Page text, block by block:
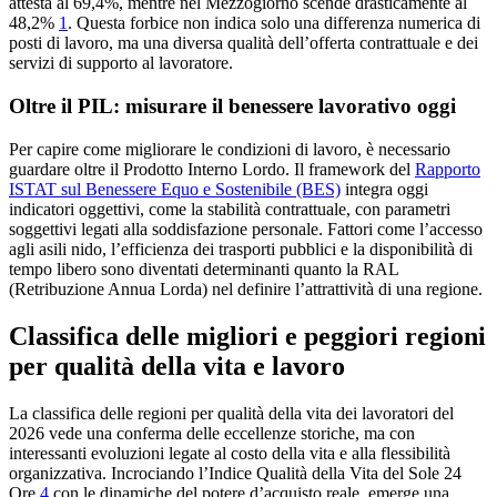
48,2% 1. Questa forbice non indica solo una differenza numerica di
posti di lavoro, ma una diversa qualità dell’offerta contrattuale e dei
servizi di supporto al lavoratore.
Oltre il PIL: misurare il benessere lavorativo oggi
Per capire come migliorare le condizioni di lavoro, è necessario
guardare oltre il Prodotto Interno Lordo. Il framework del Rapporto
ISTAT sul Benessere Equo e Sostenibile (BES) integra oggi
indicatori oggettivi, come la stabilità contrattuale, con parametri
soggettivi legati alla soddisfazione personale. Fattori come l’accesso
agli asili nido, l’efficienza dei trasporti pubblici e la disponibilità di
tempo libero sono diventati determinanti quanto la RAL
(Retribuzione Annua Lorda) nel definire l’attrattività di una regione.
Classifica delle migliori e peggiori regioni
per qualità della vita e lavoro
La classifica delle regioni per qualità della vita dei lavoratori del
2026 vede una conferma delle eccellenze storiche, ma con
interessanti evoluzioni legate al costo della vita e alla flessibilità
organizzativa. Incrociando l’Indice Qualità della Vita del Sole 24
Ore 4 con le dinamiche del potere d’acquisto reale, emerge una